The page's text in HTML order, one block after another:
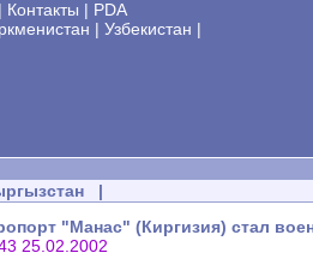
| Контакты | PDA
| Узбекистан |
|
"Манас" (Киргизия) стал
25.02.2002